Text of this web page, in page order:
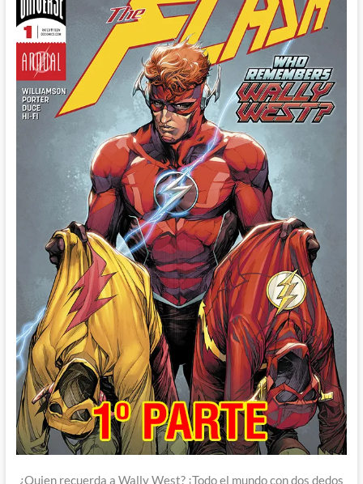
¿Quien recuerda a Wally West? ¡Todo el mundo con dos dedos